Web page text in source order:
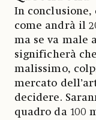
In conclusione,
come andrà il
ma se va male
significherà
malissimo,
mercato
decidere.
quadro da 100